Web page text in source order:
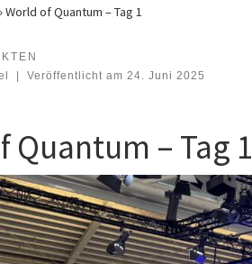
World of Quantum – Tag 1
| Veröffentlicht am 24. Juni 2025
Quantum – Tag 1